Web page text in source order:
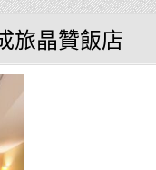
旅晶贊飯店